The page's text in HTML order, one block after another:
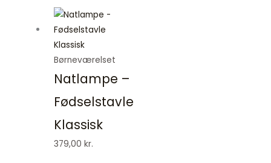
Børneværelset
Natlampe –
Fødselstavle
Klassisk
379,00kr.